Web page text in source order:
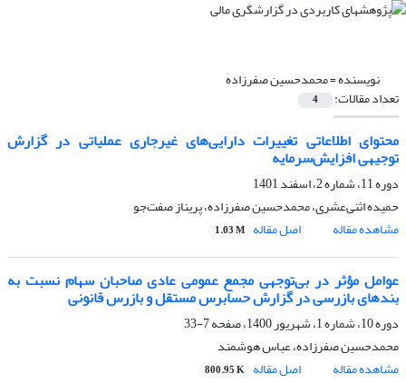
نویسنده =محمدحسین صفرزاده
تعداد مقالات: 4
محتوای اطلاعاتی تغییرات دارایی‌های غیرجاری عملیاتی در گزارش
توجیهی افزایش‌سرمایه
دوره 11، شماره 2، اسفند 1401
حمیده اثنی‌عشری، محمدحسین صفرزاده، پریناز صفت‌جو
مشاهده مقاله
اصل مقاله 1.03 M
عوامل مؤثر در بی‌توجهی مجمع عمومی عادی صاحبان سهام نسبت به
بندهای بازرسی در گزارش حسابرس مستقل و بازرس قانونی
دوره 10، شماره 1، شهریور 1400، صفحه
7-33
محمدحسین صفرزاده، عباس هوشمند
مشاهده مقاله
اصل مقاله 800.95 K